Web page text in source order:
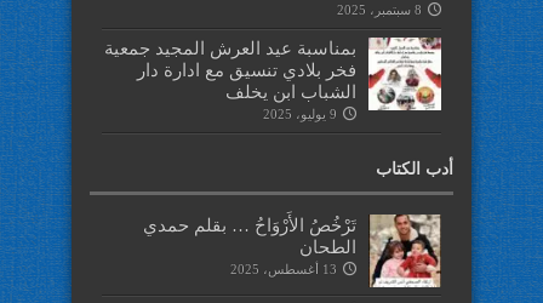
8 سبتمبر، 2025
بمناسبة عيد العرش المجيد جمعية
فخر بلادي تنسيق مع ادارة دار
الشباب ابن يخلف
9 يوليو، 2025
أدب الكتاب
تَرْخُصُ الأَرْوَاحُ … بقلم حمدي
الطحان
13 أغسطس، 2025